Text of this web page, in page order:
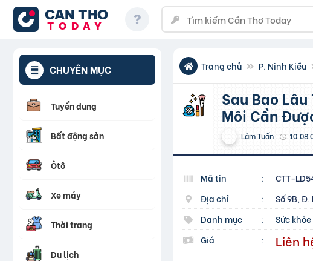
CAN THO
TODAY
CHUYÊN MỤC
Tuyển dụng
Bất động sản
Ôtô
Xe máy
Thời trang
Du lịch
Trang chủ P. Ninh Kiều
Sau Bao Lâu Thì Phun Môi Lại? Dấu Hiệu Nào Cho Thấy
Môi Cần
Lâm Tuấn 10:08
Mã tin :
CTT-
Địa chỉ
:
Số 9B,
Danh mục
: Sức
Giá
: Liên